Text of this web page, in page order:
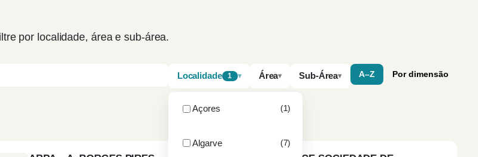
por localidade, área e sub-área.
Localidade 1
Açores (1)
Algarve (7)
Área Sub-Área A–Z Por dimensão